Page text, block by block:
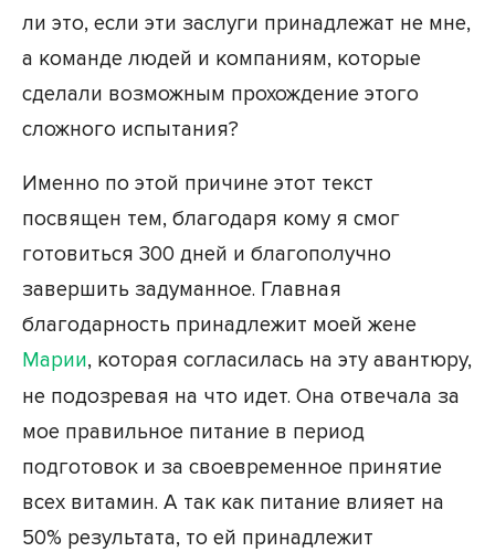
ли это, если эти заслуги принадлежат не мне,
а команде людей и компаниям, которые
сделали возможным прохождение этого
сложного испытания?
Именно по этой причине этот текст
посвящен тем, благодаря кому я смог
готовиться 300 дней и благополучно
завершить задуманное. Главная
благодарность принадлежит моей жене
Марии, которая согласилась на эту авантюру,
не подозревая на что идет. Она отвечала за
мое правильное питание в период
подготовок и за своевременное принятие
всех витамин. А так как питание влияет на
50% результата, то ей принадлежит